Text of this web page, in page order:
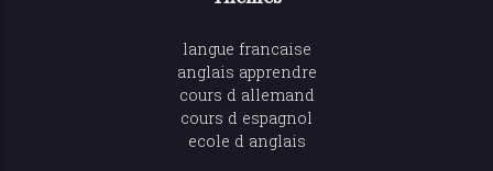
langue francaise
anglais apprendre
cours d allemand
cours d espagnol
ecole d anglais